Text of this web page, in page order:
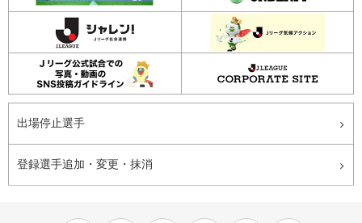
出場停止選手
登録選手追加・変更・抹消